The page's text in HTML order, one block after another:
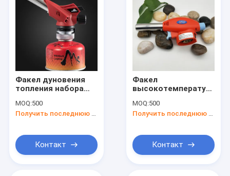
Факел дуновения
топления набора
БАРБЕКЮ без
подогрева
MOQ:500
Контакт
Факел
высокотемпературного
пламени БАРБЕКЮ
1300 градусов
MOQ:500
Контакт